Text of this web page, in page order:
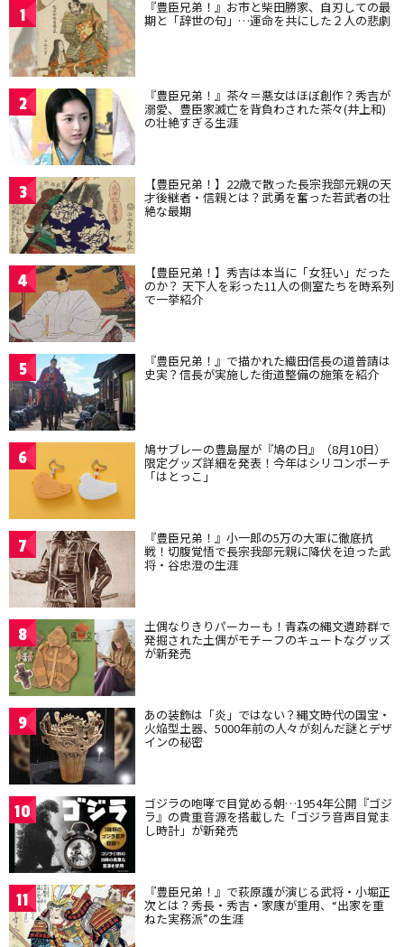
1 『豊臣兄弟！』お市と柴田勝家、自刃しての最
期と「辞世の句」…運命を共にした２人の悲劇
2 『豊臣兄弟！』茶々＝悪女はほぼ創作？秀吉が
溺愛、豊臣家滅亡を背負わされた茶々(井上和)
の壮絶すぎる生涯
3 【豊臣兄弟！】22歳で散った長宗我部元親の天
才後継者・信親とは？武勇を奮った若武者の壮
絶な最期
4 【豊臣兄弟！】秀吉は本当に「女狂い」だった
のか？ 天下人を彩った11人の側室たちを時系列
で一挙紹介
5 『豊臣兄弟！』で描かれた織田信長の道普請は
史実？信長が実施した街道整備の施策を紹介
6 鳩サブレーの豊島屋が『鳩の日』（8月10日）
限定グッズ詳細を発表！今年はシリコンポーチ
「はとっこ」
7 『豊臣兄弟！』小一郎の5万の大軍に徹底抗
戦！切腹覚悟で長宗我部元親に降伏を迫った武
将・谷忠澄の生涯
8 土偶なりきりパーカーも！青森の縄文遺跡群で
発掘された土偶がモチーフのキュートなグッズ
が新発売
9 あの装飾は「炎」ではない？縄文時代の国宝・
火焔型土器、5000年前の人々が刻んだ謎とデザ
インの秘密
10 ゴジラの咆哮で目覚める朝…1954年公開『ゴジ
ラ』の貴重音源を搭載した「ゴジラ音声目覚ま
し時計」が新発売
11 『豊臣兄弟！』で萩原護が演じる武将・小堀正
次とは？秀長・秀吉・家康が重用、“出家を重
ねた実務派”の生涯